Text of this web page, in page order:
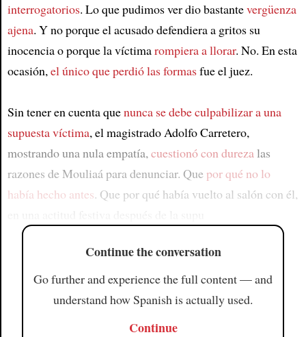
interrogatorios. Lo que pudimos ver dio bastantevergüenza
ajena. Y no porque el acusado defendiera a gritos su
inocencia o porque la víctimarompiera a llorar. No. En esta
ocasión,el único que perdió las formasfue el juez.
Sin tener en cuenta quenunca se debe culpabilizar a una
supuesta víctima, el magistrado Adolfo Carretero,
mostrando una nula empatía,cuestionó con durezalas
razones de Mouliaá para denunciar. Que por qué no lo
había hecho antes. Que por qué había vuelto al salón con él,
Continue the conversation
Go further and experience the full content — and
understand how Spanish is actually used.
Continue